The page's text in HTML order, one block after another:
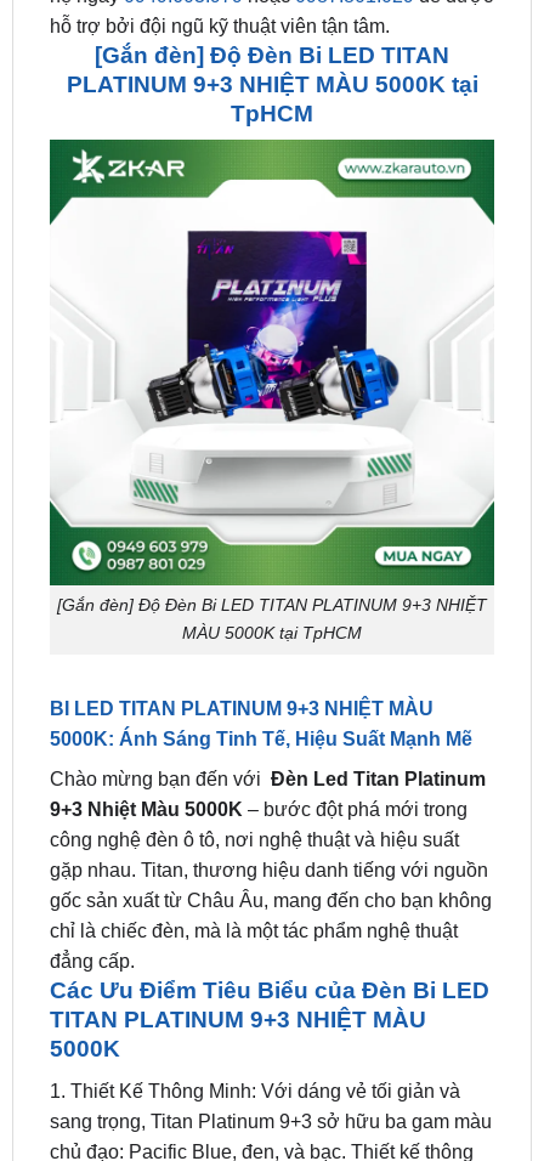
PLATINUM 9+3 NHIỆT MÀU 5000K tại
TpHCM
[Gắn đèn] Độ Đèn Bi LED TITAN PLATINUM 9+3 NHIỆT
MÀU 5000K tại TpHCM
BI LED TITAN PLATINUM 9+3 NHIỆT MÀU
Chào mừng bạn đến vớiĐèn Led Titan Platinum
9+3 Nhiệt Màu 5000K– bước đột phá mới trong
công nghệ đèn ô tô, nơi nghệ thuật và hiệu suất
gặp nhau. Titan, thương hiệu danh tiếng với nguồn
gốc sản xuất từ Châu Âu, mang đến cho bạn không
chỉ là chiếc đèn, mà là một tác phẩm nghệ thuật
đẳng cấp.
Các Ưu Điểm Tiêu Biểu của Đèn Bi LED
TITAN PLATINUM 9+3 NHIỆT MÀU
5000K
1. Thiết Kế Thông Minh: Với dáng vẻ tối giản và
sang trọng, Titan Platinum 9+3 sở hữu ba gam màu
chủ đạo: Pacific Blue, đen, và bạc. Thiết kế thông
minh cho phép tháo rời phần đuôi đèn một cách dễ
dàng, giúp tiết kiệm thời gian và công sức trong